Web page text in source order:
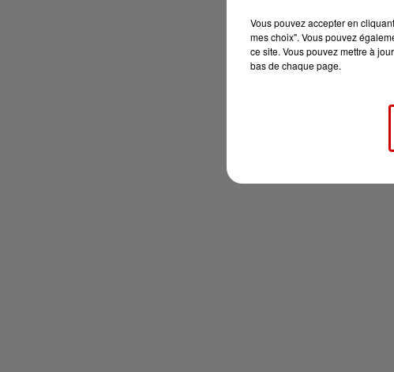
Vous pouvez accepter en
mes choix". Vous pouvez
ce site. Vous pouvez mettre à
bas de chaque page.